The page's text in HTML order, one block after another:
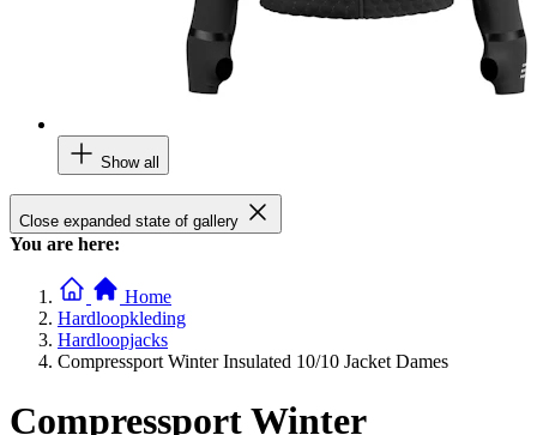
Show all
Close expanded state of gallery
You are here:
Home
Hardloopkleding
Hardloopjacks
Compressport Winter Insulated 10/10 Jacket Dames
Compressport Winter